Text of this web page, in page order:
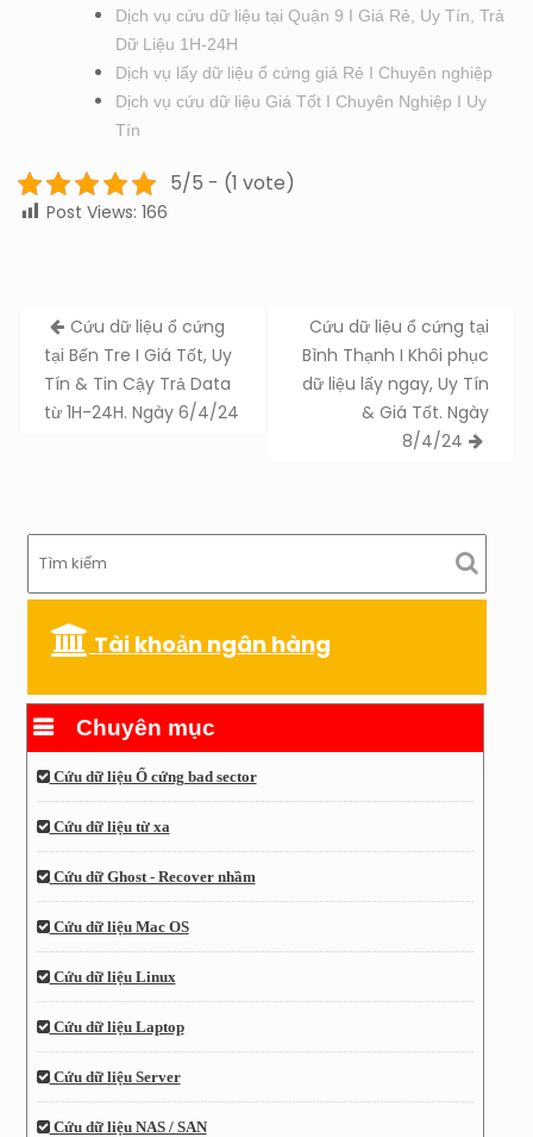
Dịch vụ cứu dữ liệu tại Quận 9 I Giá Rẻ, Uy Tín, Trả
Dữ Liệu 1H-24H
Dịch vụ lấy dữ liệu ổ cứng giá Rẻ I Chuyên nghiệp
Dịch vụ cứu dữ liệu Giá Tốt I Chuyên Nghiệp I Uy
Tín
5/5 - (1 vote)
Post Views: 166
Post
navigation
Cứu dữ liệu ổ cứng
tại Bến Tre I Giá Tốt, Uy
Tín & Tin Cậy Trả Data
từ 1H-24H. Ngày 6/4/24
Cứu dữ liệu ổ cứng tại
Bình Thạnh I Khôi phục
dữ liệu lấy ngay, Uy Tín
& Giá Tốt. Ngày
8/4/24
Tài khoản ngân hàng
Chuyên mục
Cứu dữ liệu Ổ cứng bad sector
Cứu dữ liệu từ xa
Cứu dữ Ghost - Recover nhầm
Cứu dữ liệu Mac OS
Cứu dữ liệu Linux
Cứu dữ liệu Laptop
Cứu dữ liệu Server
Cứu dữ liệu NAS / SAN